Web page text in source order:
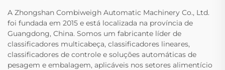
A Zhongshan Combiweigh Automatic Machinery Co., Ltd.
foi fundada em 2015 e está localizada na província de
Guangdong, China. Somos um fabricante líder de
classificadores multicabeça, classificadores lineares,
classificadores de controle e soluções automáticas de
pesagem e embalagem, aplicáveis nos setores alimentício